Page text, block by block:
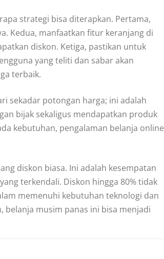
strategi bisa diterapkan. Pertama,
Kedua, manfaatkan fitur keranjang di
diskon. Ketiga, pastikan untuk
yang teliti dan sabar akan
terbaik.
sekadar potongan harga; ini adalah
bijak sekaligus mendapatkan produk
kebutuhan, pengalaman belanja online
diskon biasa. Ini adalah kesempatan
terkendali. Diskon hingga 80% tidak
memenuhi kebutuhan teknologi dan
belanja musim panas ini bisa menjadi